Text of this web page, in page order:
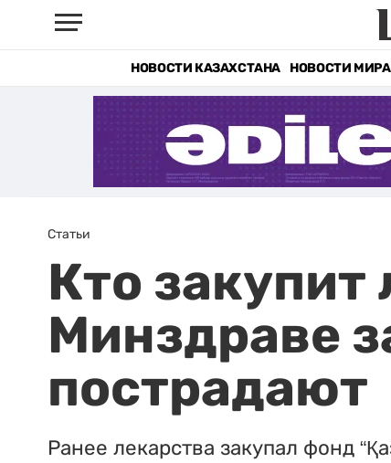
НОВОСТИ КАЗАХСТАНА НОВОСТИ МИРА
Статьи
Кто закупит
Минздраве
пострадают
Ранее лекарства закупал фонд